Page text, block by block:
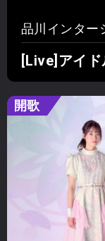
[Live]アイ
開歌